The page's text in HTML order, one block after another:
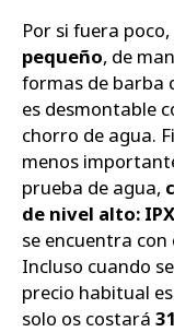
Por si fuera poco,
pequeño, de
formas de barba
es desmontable
chorro de agua.
menos
prueba de agua,
de nivel alto:
se encuentra con
Incluso cuando
precio habitual
solo os costará